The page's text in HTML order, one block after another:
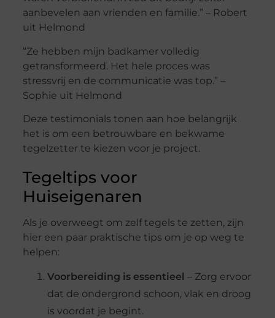
aanbevelen aan vrienden en familie.” – Robert
uit Helmond
“Ze hebben mijn badkamer volledig
getransformeerd. Het hele proces was
stressvrij en de communicatie was top.” –
Sophie uit Helmond
Deze testimonials tonen aan hoe belangrijk
het is om een betrouwbare en bekwame
tegelzetter te kiezen voor je project.
Tegeltips voor
Huiseigenaren
Als je overweegt om zelf tegels te zetten, zijn
hier een paar praktische tips om je op weg te
helpen:
Voorbereiding is essentieel – Zorg ervoor
dat de ondergrond schoon, vlak en droog
is voordat je begint.